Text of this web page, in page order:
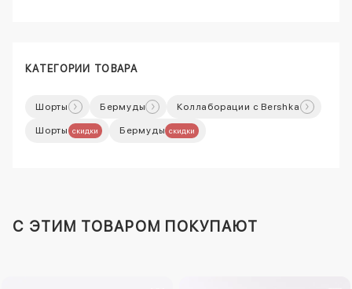
КАТЕГОРИИ ТОВАРА
Шорты Бермуды Коллаборации с Bershka
Шорты скидки Бермуды скидки
C ЭТИМ ТОВАРОМ ПОКУПАЮТ